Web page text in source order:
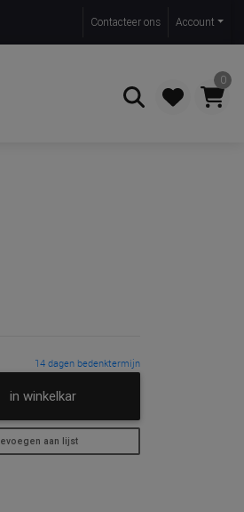
Contacteer ons Account
0
14 dagen bedenktermijn
in winkelkar
aan lijst